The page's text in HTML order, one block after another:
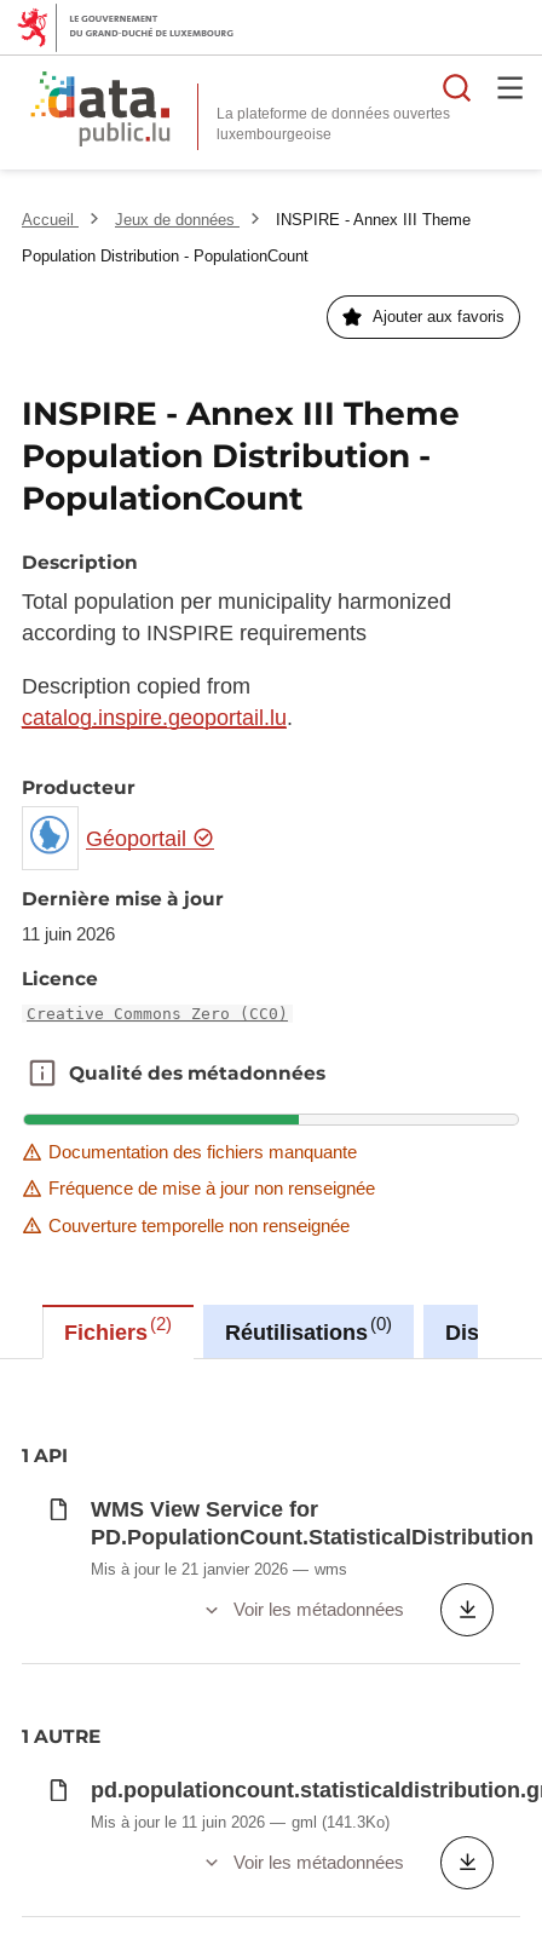
La plateforme de données ouvertes
Accueil Jeux de données
INSPIRE - Annex III Theme
Population Distribution - PopulationCount
Ajouter aux favoris
INSPIRE - Annex III Theme
Population Distribution -
PopulationCount
Description
Total population per municipality harmonized
according to INSPIRE requirements
Description copied from
catalog.inspire.geoportail.lu.
Producteur
Géoportail
Dernière mise à jour
11 juin 2026
Licence
Creative Commons Zero (CC0)
Qualité des métadonnées
Qualité des métadonnées
Documentation des fichiers manquante
Fréquence de mise à jour non renseignée
Couverture temporelle non renseignée
Fichiers 2 Réutilisations 0
1 API
WMS View Service for
PD.PopulationCount.StatisticalDistribution
Mis à jour le 21 janvier 2026 wms
Voir les métadonnées
1 AUTRE
Mis à jour le 11 juin 2026 gml (141.3Ko)
Voir les métadonnées